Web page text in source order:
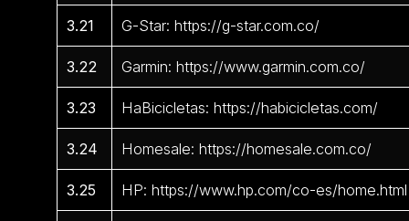
3.21 G-Star: https://g-star.com.co/
3.22 Garmin: https://www.garmin.com.co/
3.23 HaBicicletas: https://habicicletas.com/
3.24 Homesale: https://homesale.com.co/
3.25 HP: https://www.hp.com/co-es/home.html